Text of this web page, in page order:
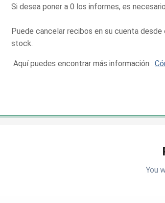
Si desea poner a 0 los informes, es
Puede cancelar recibos en su cuenta
stock.
Aquí puedes encontrar más información :
You